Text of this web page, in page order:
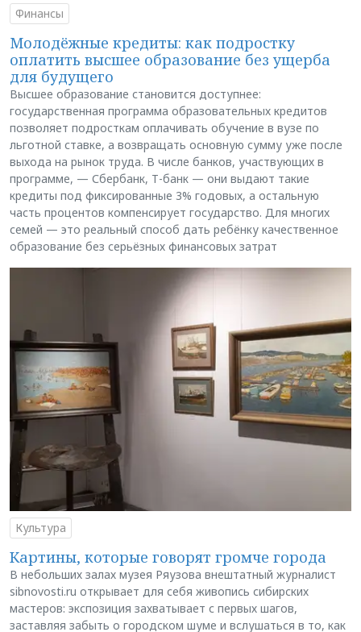
Финансы
Молодёжные кредиты: как подростку
оплатить высшее образование без ущерба
для будущего
Высшее образование становится доступнее:
государственная программа образовательных кредитов
позволяет подросткам оплачивать обучение в вузе по
льготной ставке, а возвращать основную сумму уже после
выхода на рынок труда. В числе банков, участвующих в
программе, — Сбербанк, Т-банк — они выдают такие
кредиты под фиксированные 3% годовых, а остальную
часть процентов компенсирует государство. Для многих
семей — это реальный способ дать ребёнку качественное
образование без серьёзных финансовых затрат
Культура
Картины, которые говорят громче города
В небольших залах музея Ряузова внештатный журналист
sibnovosti.ru открывает для себя живопись сибирских
мастеров: экспозиция захватывает с первых шагов,
заставляя забыть о городском шуме и вслушаться в то, как